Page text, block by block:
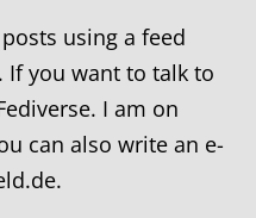
using a feed
. If you want to talk to
I am on
can also write an e-